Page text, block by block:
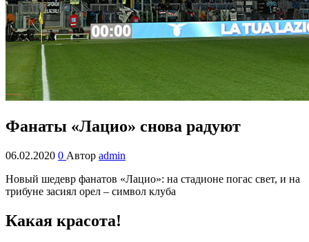
Фанаты «Лацио» снова радуют
06.02.2020 0 Автор admin
Новый шедевр фанатов «Лацио»: на стадионе погас свет, и на
трибуне засиял орел – символ клуба
Какая красота!